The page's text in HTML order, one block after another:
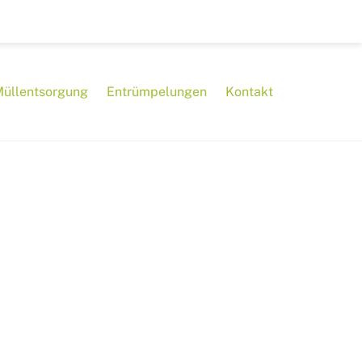
Entrümpelungen Kontakt